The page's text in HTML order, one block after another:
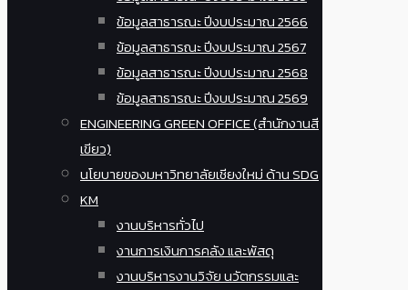
ข้อมูลสาธารณะ ปีงบประมาณ 2566
ข้อมูลสาธารณะ ปีงบประมาณ 2567
ข้อมูลสาธารณะ ปีงบประมาณ 2568
ข้อมูลสาธารณะ ปีงบประมาณ 2569
ENGINEERING GREEN OFFICE (สำนักงานสี
เขียว)
นโยบายของมหาวิทยาลัยเชียงใหม่ ด้าน SDG
KM
งานบริหารทั่วไป
งานการเงินการคลัง และพัสดุ
งานบริหารงานวิจัย นวัตกรรมและ